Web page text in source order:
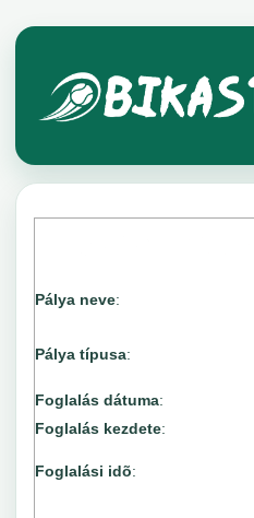
Pálya neve:
Pálya típusa:
Foglalás dátuma:
Foglalás kezdete:
Foglalási idõ: